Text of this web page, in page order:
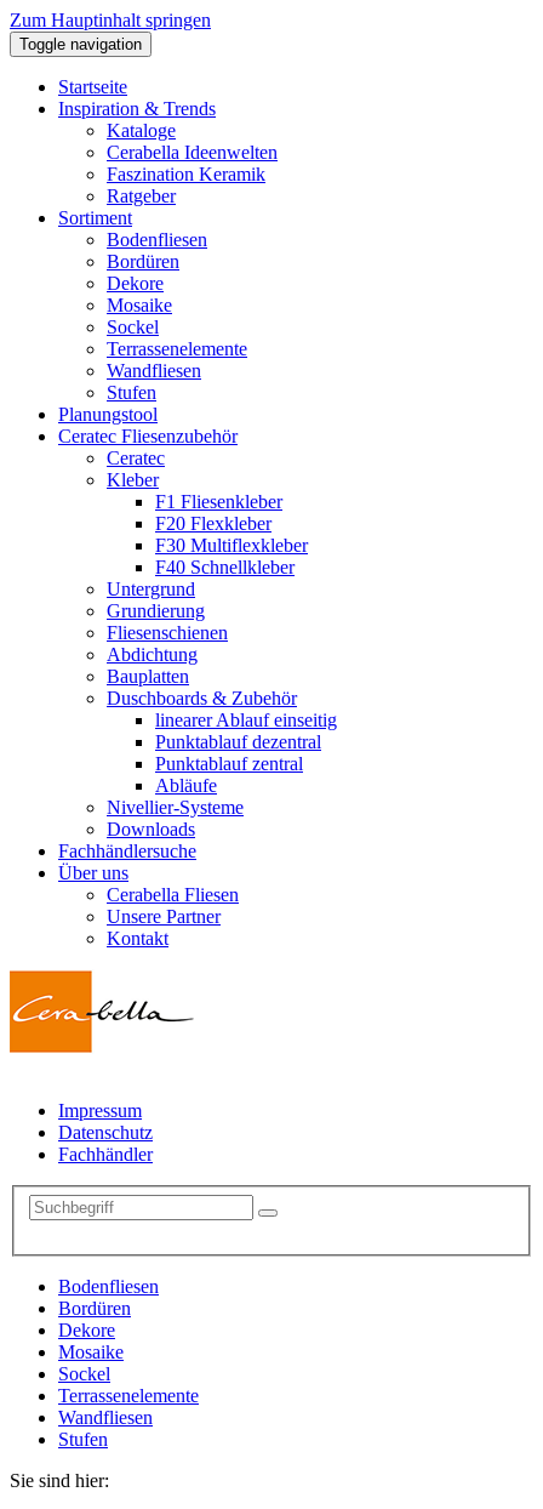
Zum Hauptinhalt springen
Toggle navigation
Startseite
Inspiration & Trends
Kataloge
Cerabella Ideenwelten
Faszination Keramik
Ratgeber
Sortiment
Bodenfliesen
Bordüren
Dekore
Mosaike
Sockel
Terrassenelemente
Wandfliesen
Stufen
Planungstool
Ceratec Fliesenzubehör
Ceratec
Kleber
F1 Fliesenkleber
F20 Flexkleber
F30 Multiflexkleber
F40 Schnellkleber
Untergrund
Grundierung
Fliesenschienen
Abdichtung
Bauplatten
Duschboards & Zubehör
linearer Ablauf einseitig
Punktablauf dezentral
Punktablauf zentral
Abläufe
Nivellier-Systeme
Downloads
Fachhändlersuche
Über uns
Cerabella Fliesen
Unsere Partner
Kontakt
Impressum
Datenschutz
Fachhändler
Bodenfliesen
Bordüren
Dekore
Mosaike
Sockel
Terrassenelemente
Wandfliesen
Stufen
Sie sind hier: